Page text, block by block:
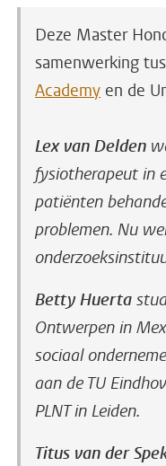
Deze Master
samenwerking
Academy en de
Lex van Delden
fysiotherapeut in
patiënten
problemen. Nu
Betty Huerta
Ontwerpen in
sociaal
aan de TU
PLNT in Leiden.
Titus van der